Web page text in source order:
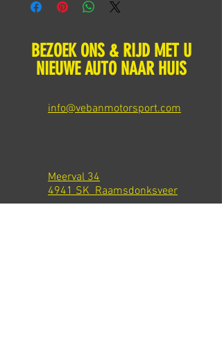
BEZOEK ONS & RIJD MET U
NIEUWE AUTO NAAR HUIS
info@vebanmotorsport.com
Meerval 34
4941 SK Raamsdonksveer